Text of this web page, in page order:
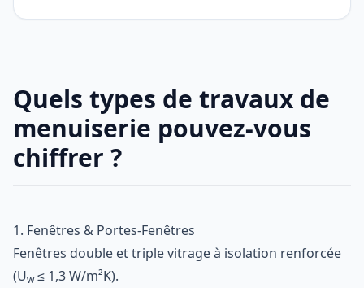
Quels types de travaux de
menuiserie pouvez-vous
chiffrer ?
1. Fenêtres & Portes-Fenêtres
Fenêtres double et triple vitrage à isolation renforcée
(Uw≤ 1,3 W/m²K).